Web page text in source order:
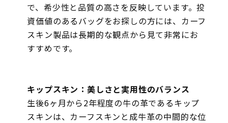
で、希少性と品質の高さを反映しています。投
資価値のあるバッグをお探しの方には、カーフ
スキン製品は長期的な観点から見て非常にお
すすめです。
キップスキン：美しさと実用性のバランス
生後6ヶ月から2年程度の牛の革であるキップ
スキンは、カーフスキンと成牛革の中間的な位